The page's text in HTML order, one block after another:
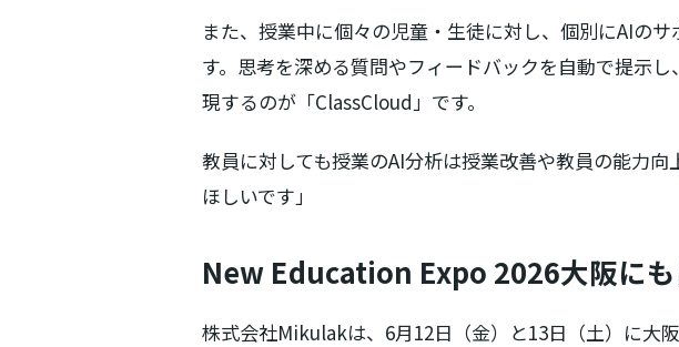
また、授業中に個々の児童・生徒に対し、個別にAIの
す。思考を深める質問やフィードバックを自動で提示
現するのが「ClassCloud」です。
教員に対しても授業のAI分析は授業改善や教員の能力
ほしいです」
New Education Expo 2026大阪に
株式会社Mikulakは、6月12日（金）と13日（土）に大